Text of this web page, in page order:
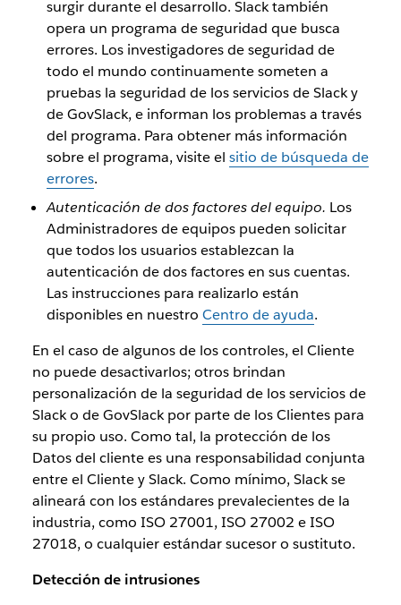
surgir durante el desarrollo. Slack también
opera un programa de seguridad que busca
errores. Los investigadores de seguridad de
todo el mundo continuamente someten a
pruebas la seguridad de los servicios de Slack y
de GovSlack, e informan los problemas a través
del programa. Para obtener más información
sobre el programa, visite el sitio de búsqueda de
errores.
Autenticación de dos factores del equipo. Los
Administradores de equipos pueden solicitar
que todos los usuarios establezcan la
autenticación de dos factores en sus cuentas.
Las instrucciones para realizarlo están
disponibles en nuestro Centro de ayuda.
En el caso de algunos de los controles, el Cliente
no puede desactivarlos; otros brindan
personalización de la seguridad de los servicios de
Slack o de GovSlack por parte de los Clientes para
su propio uso. Como tal, la protección de los
Datos del cliente es una responsabilidad conjunta
entre el Cliente y Slack. Como mínimo, Slack se
alineará con los estándares prevalecientes de la
industria, como ISO 27001, ISO 27002 e ISO
27018, o cualquier estándar sucesor o sustituto.
Detección de intrusiones